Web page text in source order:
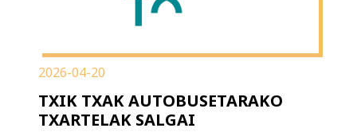
2026-04-20
TXIK TXAK AUTOBUSETARAKO
TXARTELAK SALGAI